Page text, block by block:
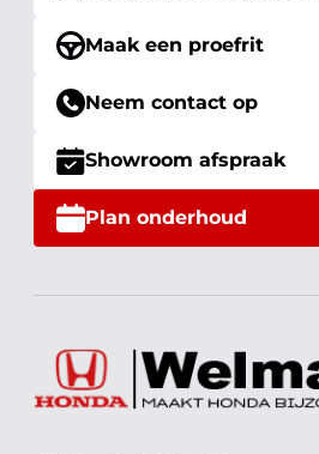
Maak een proefrit
Neem contact op
Showroom afspraak
Plan onderhoud